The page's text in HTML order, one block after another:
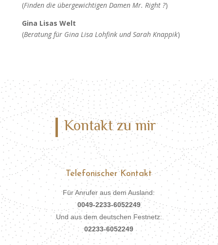
(Finden die übergewichtigen Damen Mr. Right ?)
Gina Lisas Welt
(Beratung für Gina Lisa Lohfink und Sarah Knappik)
Kontakt zu mir
Telefonischer Kontakt
Für Anrufer aus dem Ausland:
0049-2233-6052249
Und aus dem deutschen Festnetz:
02233-6052249